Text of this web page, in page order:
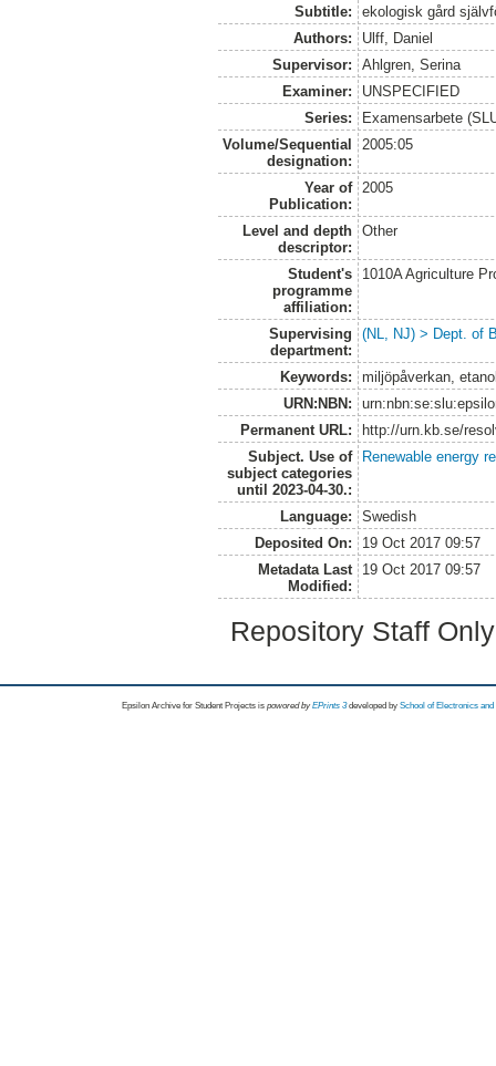
Subtitle:
ekologisk gård
Authors:
Ulff, Daniel
Supervisor:
Ahlgren, Serina
Examiner:
UNSPECIFIED
Series:
Examensarbete
Volume/Sequential
designation:
2005:05
Year of
Publication:
2005
Level and depth
descriptor:
Other
Student's
programme
affiliation:
1010A Agriculture
Supervising
department:
(NL, NJ) > Dept. of
Keywords:
miljöpåverkan,
URN:NBN:
Permanent URL:
http://urn.kb.se/
Subject. Use of
subject categories
until 2023-04-30.:
Renewable energy
Language:
Swedish
Deposited On:
19 Oct 2017 09:57
Metadata Last
Modified:
19 Oct 2017 09:57
Repository Staff
Epsilon Archive for Student Projects is powored byEPrints 3 developed by School of Electronics